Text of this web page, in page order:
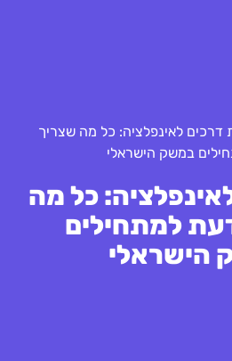
דרכים לאינפלציה: כל מה שצריך
במשק הישראלי
כל מה
למתחילים
הישראלי